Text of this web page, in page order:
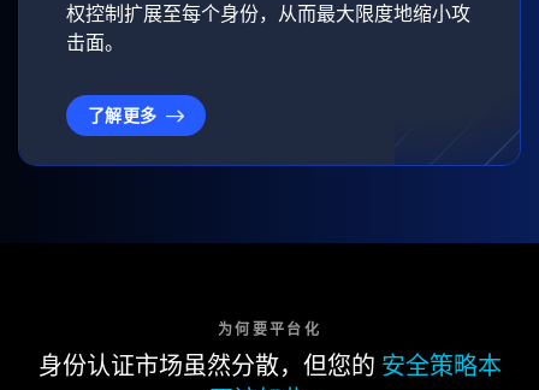
权控制扩展至每个身份，从而最大限度地缩小攻
击面。
了解更多
为何要平台化
身份认证市场虽然分散，但您的 安全策略本